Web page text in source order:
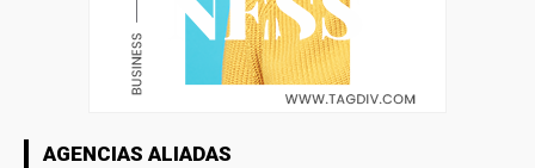
AGENCIAS ALIADAS